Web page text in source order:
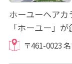
ホーユーヘア
「ホーユー」
て、日本におけ
〒461-0023